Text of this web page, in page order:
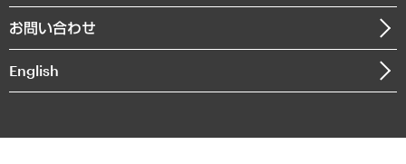
自然資源・農林水産業・食料システム
組織図・本部部室紹介
インドネシア現地法人
個人情報保護方針
お問い合わせ
English